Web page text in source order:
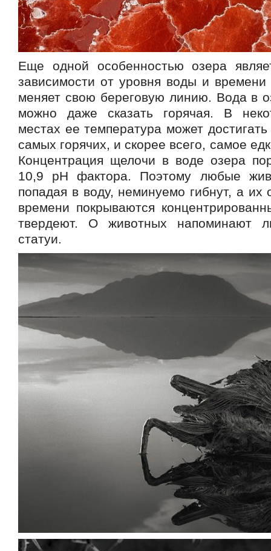
Еще одной особенностью озера
зависимости от уровня воды и времени
меняет свою береговую линию. Вода в
можно даже сказать горячая. В
местах ее температура может
самых горячих, и скорее всего, самое
Концентрация щелочи в воде озера
10,9 pН фактора. Поэтому любые
попадая в воду, неминуемо гибнут, а их
времени покрываются
твердеют. О животных напоминают
статуи.